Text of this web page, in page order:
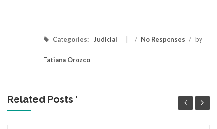
Categories: Judicial / No Responses / by
Tatiana Orozco
Related Posts '